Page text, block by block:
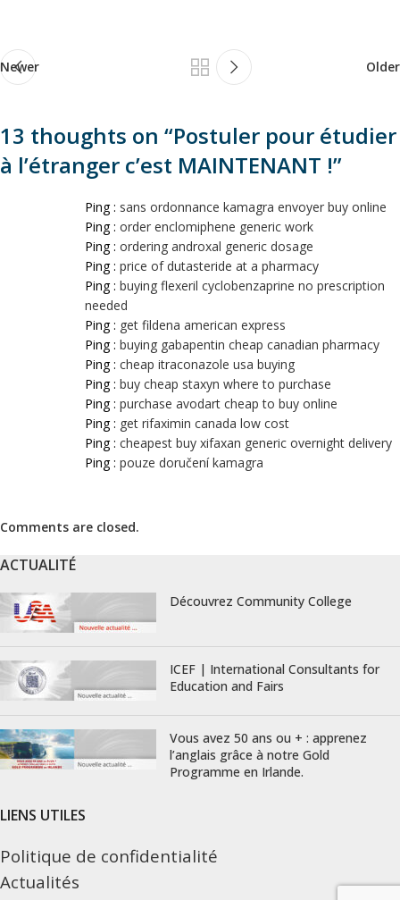
Newer Older
13 thoughts on “Postuler pour étudier
à l’étranger c’est MAINTENANT !”
Ping : sans ordonnance kamagra envoyer buy online
Ping : order enclomiphene generic work
Ping : ordering androxal generic dosage
Ping : price of dutasteride at a pharmacy
Ping : buying flexeril cyclobenzaprine no prescription
needed
Ping : get fildena american express
Ping : buying gabapentin cheap canadian pharmacy
Ping : cheap itraconazole usa buying
Ping : buy cheap staxyn where to purchase
Ping : purchase avodart cheap to buy online
Ping : get rifaximin canada low cost
Ping : cheapest buy xifaxan generic overnight delivery
Ping : pouze doručení kamagra
Comments are closed.
ACTUALITÉ
Découvrez Community College
ICEF | International Consultants for
Education and Fairs
Vous avez 50 ans ou + : apprenez
l’anglais grâce à notre Gold
Programme en Irlande.
LIENS UTILES
Politique de confidentialité
Actualités